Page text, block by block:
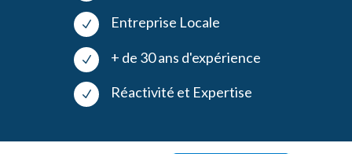
N Entreprise Locale
N + de 30 ans d'expérience
N Réactivité et Expertise